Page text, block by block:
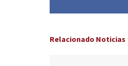
Relacionado Noticias